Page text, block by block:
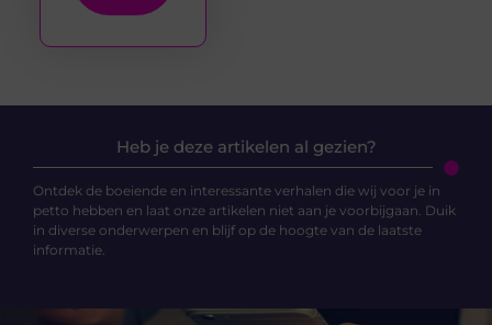
Heb je deze artikelen al gezien?
Ontdek de boeiende en interessante verhalen die wij voor je in
petto hebben en laat onze artikelen niet aan je voorbijgaan. Duik
in diverse onderwerpen en blijf op de hoogte van de laatste
informatie.